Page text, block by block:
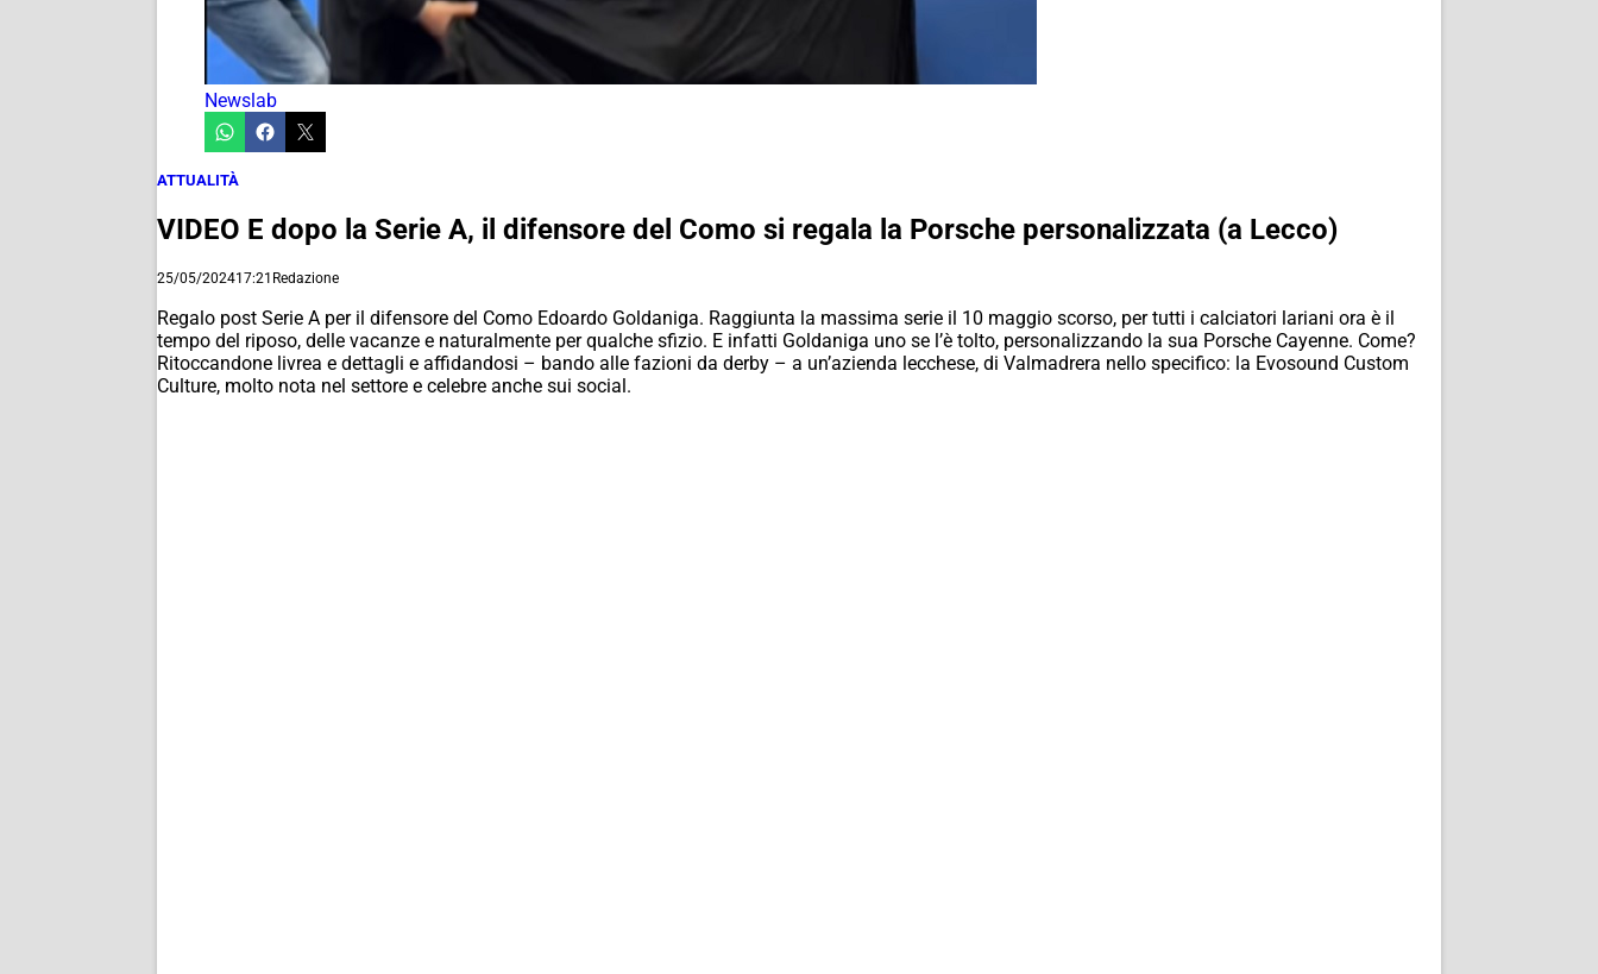
Newslab
ATTUALITÀ
VIDEO E dopo la Serie A, il difensore del Como si regala la Porsche personalizzata (a Lecco)
25/05/202417:21 Redazione
Regalo post Serie A per il difensore del Como Edoardo Goldaniga. Raggiunta la massima serie il 10 maggio scorso, per tutti i calciatori lariani ora è il
tempo del riposo, delle vacanze e naturalmente per qualche sfizio. E infatti Goldaniga uno se l’è tolto, personalizzando la sua Porsche Cayenne. Come?
Ritoccandone livrea e dettagli e affidandosi – bando alle fazioni da derby – a un’azienda lecchese, di Valmadrera nello specifico: la Evosound Custom
Culture, molto nota nel settore e celebre anche sui social.